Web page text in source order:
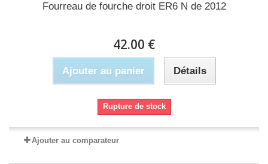
Fourreau de fourche droit ER6 N de 2012
42.00 €
Ajouter au panier Détails
Rupture de stock
Ajouter au comparateur